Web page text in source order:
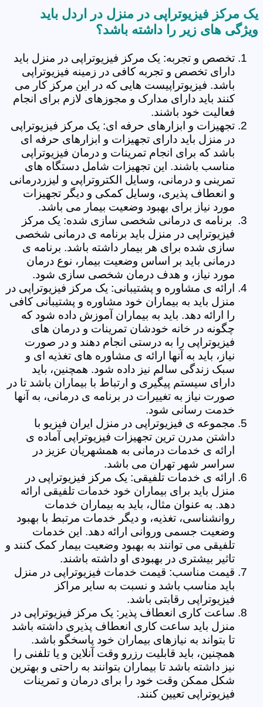
یک مرکز فیزیوتراپی در منزل در اردل باید
ویژگی های زیر را داشته باشد؟
تخصص و تجربه: یک مرکز فیزیوتراپی در منزل باید
دارای تخصص و تجربه کافی در زمینه فیزیوتراپی
باشد. فیزیوتراپیست هایی که در این مرکز کار می
کنند باید دارای مدارک و مجوزهای لازم برای انجام
فعالیت خود باشند.
تجهیزات و ابزارهای حرفه ای: یک مرکز فیزیوتراپی
در منزل باید دارای تجهیزات و ابزارهای حرفه ای
باشد که برای انجام تمرینات و درمان فیزیوتراپی
مناسب باشند. این تجهیزات شامل دستگاه های
تمرینی و درمانی، وسایل الکتروتراپی و لیزردرمانی
و انعطاف پذیری، وسایل کمکی و دیگر تجهیزات
مورد نیاز برای بهبود وضعیت بیمار می باشد.
برنامه ی درمانی شخصی سازی شده: یک مرکز
فیزیوتراپی در منزل باید برنامه ی درمانی شخصی
سازی شده برای هر بیمار داشته باشد. برنامه ی
درمانی باید بر اساس وضعیت بیمار، نوع درمان
مورد نیاز، و هدف درمان شخصی سازی شود.
ارائه ی مشاوره و پشتیبانی: یک مرکز فیزیوتراپی در
منزل باید به بیماران خود مشاوره و پشتیبانی کافی
را ارائه دهد. باید به بیماران آموزش داده شود که
چگونه در خانه خودشان تمرینات و درمان های
فیزیوتراپی را به درستی انجام دهند و در صورت
نیاز، باید به آنها ارائه ی مشاوره های تغذیه ای و
سبک زندگی سالم نیز داده شود. همچنین، باید
دارای سیستم پیگیری و ارتباط با بیماران باشد تا در
صورت نیاز به تغییرات در برنامه ی درمانی، به آنها
خدمت رسانی شود.
مجموعه ی فیزیوتراپی در منزل ایران فیزیو با
داشتن مدرن ترین تجهیزات فیزیوتراپی آماده ی
ارائه ی خدمات درمانی به همشهریان عزیز در
سراسر شهر تهران می باشد.
ارائه ی خدمات تلفیقی: یک مرکز فیزیوتراپی در
منزل باید برای بیماران خود خدمات تلفیقی ارائه
دهد. به عنوان مثال، باید به بیماران خدمات
روانشناسی، تغذیه، و دیگر خدمات مرتبط با بهبود
وضعیت جسمی وروانی ارائه دهد. این خدمات
تلفیقی می توانند به بهبود وضعیت بیمار کمک کنند و
تاثیر بیشتری در بهبودی او داشته باشند.
قیمت مناسب: قیمت خدمات فیزیوتراپی در منزل
باید مناسب باشد و نسبت به سایر مراکز
فیزیوتراپی رقابتی باشد.
ساعت کاری انعطاف پذیر: یک مرکز فیزیوتراپی در
منزل باید ساعت کاری انعطاف پذیری داشته باشد
تا بتواند به نیازهای بیماران خود پاسخگو باشد.
همچنین، باید قابلیت رزرو وقت آنلاین و یا تلفنی را
نیز داشته باشد تا بیماران بتوانند به راحتی و بهترین
شکل ممکن وقت خود را برای درمان و تمرینات
فیزیوتراپی تعیین کنند.